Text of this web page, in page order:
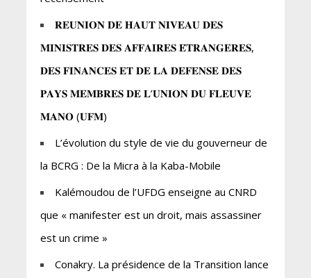
𝐑𝐄𝐔𝐍𝐈𝐎𝐍 𝐃𝐄 𝐇𝐀𝐔𝐓 𝐍𝐈𝐕𝐄𝐀𝐔 𝐃𝐄𝐒
𝐌𝐈𝐍𝐈𝐒𝐓𝐑𝐄𝐒 𝐃𝐄𝐒 𝐀𝐅𝐅𝐀𝐈𝐑𝐄𝐒 𝐄́𝐓𝐑𝐀𝐍𝐆𝐄𝐑𝐄𝐒,
𝐃𝐄𝐒 𝐅𝐈𝐍𝐀𝐍𝐂𝐄𝐒 𝐄𝐓 𝐃𝐄 𝐋𝐀 𝐃𝐄𝐅𝐄𝐍𝐒𝐄 𝐃𝐄𝐒
𝐏𝐀𝐘𝐒 𝐌𝐄𝐌𝐁𝐑𝐄𝐒 𝐃𝐄 𝐋’𝐔𝐍𝐈𝐎𝐍 𝐃𝐔 𝐅𝐋𝐄𝐔𝐕𝐄
𝐌𝐀𝐍𝐎 (𝐔𝐅𝐌)
L’évolution du style de vie du gouverneur de
la BCRG : De la Micra à la Kaba-Mobile
Kalémoudou de l’UFDG enseigne au CNRD
que « manifester est un droit, mais assassiner
est un crime »
Conakry. La présidence de la Transition lance